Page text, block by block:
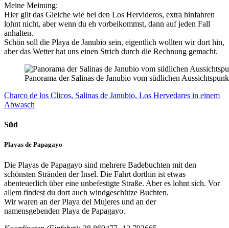
Meine Meinung:
Hier gilt das Gleiche wie bei den Los Hervideros, extra hinfahren
lohnt nicht, aber wenn du eh vorbeikommst, dann auf jeden Fall
anhalten.
Schön soll die Playa de Janubio sein, eigentlich wollten wir dort hin,
aber das Wetter hat uns einen Strich durch die Rechnung gemacht.
Panorama der Salinas de Janubio vom südlichen
Charco de los Clicos, Salinas de Janubio, Los Hervedares in einem
Abwasch
Süd
Playas de Papagayo
Die Playas de Papagayo sind mehrere Badebuchten mit den
schönsten Stränden der Insel. Die Fahrt dorthin ist etwas
abenteuerlich über eine unbefestigte Straße. Aber es lohnt sich. Vor
allem findest du dort auch windgeschütze Buchten.
Wir waren an der Playa del Mujeres und an der
namensgebenden Playa de Papagayo.